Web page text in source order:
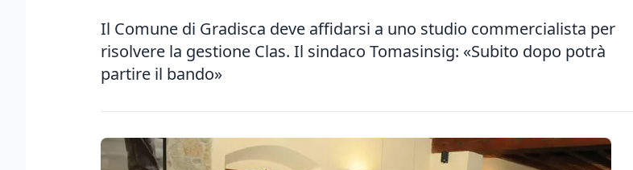
Il Comune di Gradisca deve affidarsi a uno studio commercialista per
risolvere la gestione Clas. Il sindaco Tomasinsig: «Subito dopo potrà
partire il bando»